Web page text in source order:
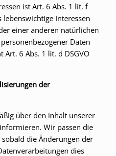
ist Art. 6 Abs. 1 lit. f
lebenswichtige Interessen
einer anderen natürlichen
Daten
6 Abs. 1 lit. d DSGVO
der
über den Inhalt unserer
Wir passen die
die Änderungen der
dies